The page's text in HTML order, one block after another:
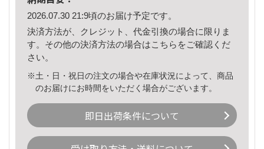
2026.07.30 21:9頃のお届け予定です。
決済方法が、クレジット、代金引換の場合に限りま
す。その他の決済方法の場合はこちら をご確認くだ
さい。
※土・日・祝日の注文の場合や在庫状況によって、商品
のお届けにお時間をいただく場合がございます。
即日出荷条件について